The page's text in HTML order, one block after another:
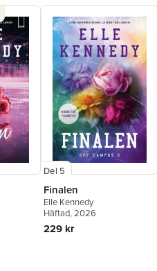
Del 5
Finalen
Elle Kennedy
Häftad, 2026
229 kr